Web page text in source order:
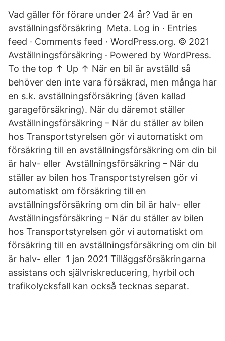
Vad gäller för förare under 24 år? Vad är en
avställningsförsäkring Meta. Log in · Entries
feed · Comments feed · WordPress.org. © 2021
Avställningsförsäkring · Powered by WordPress.
To the top ↑ Up ↑ När en bil är avställd så
behöver den inte vara försäkrad, men många har
en s.k. avställningsförsäkring (även kallad
garageförsäkring). När du däremot ställer
Avställningsförsäkring – När du ställer av bilen
hos Transportstyrelsen gör vi automatiskt om
försäkring till en avställningsförsäkring om din bil
är halv- eller Avställningsförsäkring – När du
ställer av bilen hos Transportstyrelsen gör vi
automatiskt om försäkring till en
avställningsförsäkring om din bil är halv- eller
Avställningsförsäkring – När du ställer av bilen
hos Transportstyrelsen gör vi automatiskt om
försäkring till en avställningsförsäkring om din bil
är halv- eller 1 jan 2021 Tilläggsförsäkringarna
assistans och självriskreducering, hyrbil och
trafikolycksfall kan också tecknas separat.